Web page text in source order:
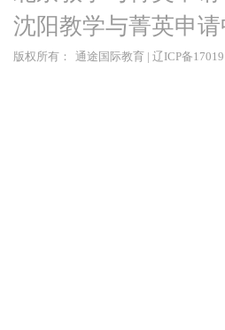
沈阳教学与菁英申
版权所有： 通途国际教育 | 辽ICP备